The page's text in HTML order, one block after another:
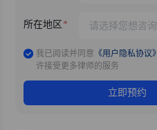
所在地区
我已阅读并同意 《用户隐私协议》
许接受更多律师的服务
立即预约